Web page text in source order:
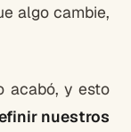
algo cambie,
acabó, y esto
nuestros